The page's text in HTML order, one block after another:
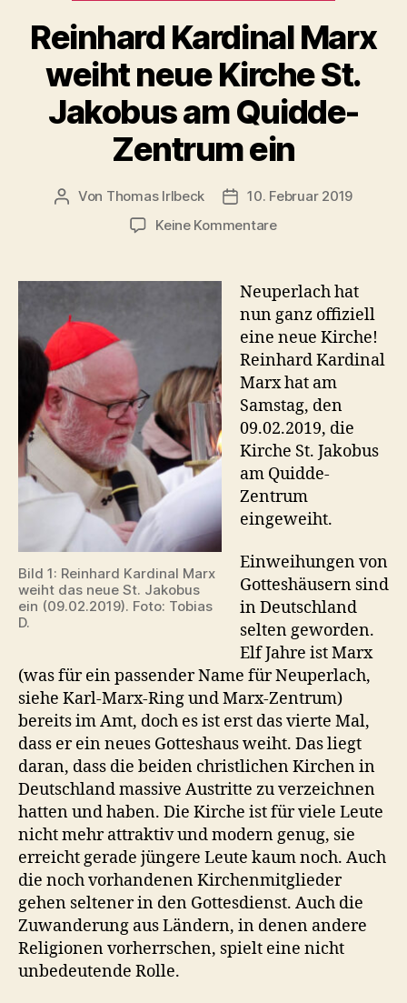
Reinhard Kardinal Marx
weiht neue Kirche St.
Jakobus am Quidde-
Zentrum ein
Beitragsautor
Von Thomas Irlbeck Veröffentlichungsdatum
10. Februar 2019
Keine Kommentarezu
Marx
weiht
neue
Kirche
St.
Jakobus
am
Quidde-
Zentrum
ein
Bild 1: Reinhard Kardinal Marx
weiht das neue St. Jakobus
ein (09.02.2019). Foto: Tobias
D.
Neuperlach hat
nun ganz offiziell
eine neue Kirche!
Reinhard Kardinal
Marx hat am
Samstag, den
09.02.2019, die
Kirche St. Jakobus
am Quidde-
Zentrum
eingeweiht.
Einweihungen von
Gotteshäusern sind
in Deutschland
selten geworden.
Elf Jahre ist Marx
(was für ein passender Name für Neuperlach,
siehe Karl-Marx-Ring und Marx-Zentrum)
bereits im Amt, doch es ist erst das vierte Mal,
dass er ein neues Gotteshaus weiht. Das liegt
daran, dass die beiden christlichen Kirchen in
Deutschland massive Austritte zu verzeichnen
hatten und haben. Die Kirche ist für viele Leute
nicht mehr attraktiv und modern genug, sie
erreicht gerade jüngere Leute kaum noch. Auch
die noch vorhandenen Kirchenmitglieder
gehen seltener in den Gottesdienst. Auch die
Zuwanderung aus Ländern, in denen andere
Religionen vorherrschen, spielt eine nicht
unbedeutende Rolle.